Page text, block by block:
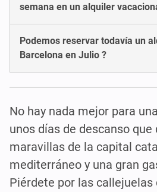
semana en un alquiler
Podemos reservar todavía un
Barcelona en Julio ?
No hay nada mejor para
unos días de descanso
maravillas de la capital
mediterráneo y una gran
Piérdete por las callejuelas